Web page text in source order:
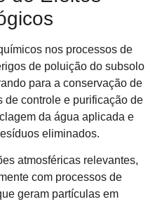
nos processos de
de poluição do subsolo
para a conservação de
de controle e purificação de
da água aplicada e
eliminados.
atmosféricas relevantes,
com processos de
geram partículas em